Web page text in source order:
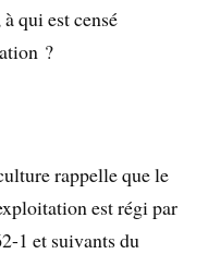
qui est censé
?
rappelle que le
est régi par
1 et suivants du